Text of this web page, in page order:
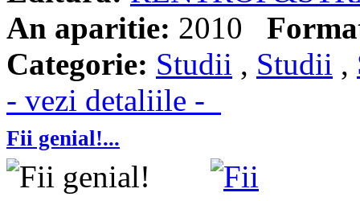
An aparitie: 2010
Categorie: Studii , Studii ,
- vezi detaliile -
Fii genial!...